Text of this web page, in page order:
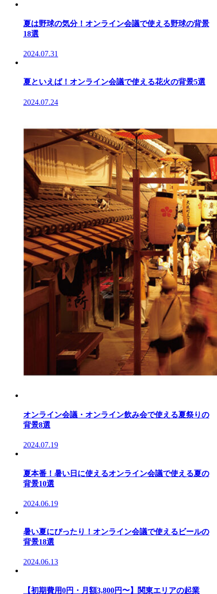
夏は野球の気分！オンライン会議で使える野球の背景
18選
2024.07.31
夏といえば！オンライン会議で使える花火の背景5選
2024.07.24
オンライン会議・オンライン飲み会で使える夏祭りの
背景8選
2024.07.19
夏本番！暑い日に使えるオンライン会議で使える夏の
背景10選
2024.06.19
暑い夏にぴったり！オンライン会議で使えるビールの
背景18選
2024.06.13
【初期費用0円・月額3,800円〜】関東エリアの起業